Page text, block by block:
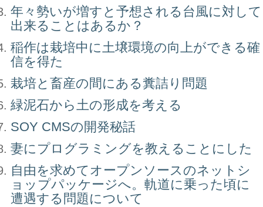
年々勢いが増すと予想される台風に対して
出来ることはあるか？
稲作は栽培中に土壌環境の向上ができる確
信を得た
栽培と畜産の間にある糞詰り問題
緑泥石から土の形成を考える
SOY CMSの開発秘話
妻にプログラミングを教えることにした
自由を求めてオープンソースのネットシ
ョップパッケージへ。軌道に乗った頃に
遭遇する問題について